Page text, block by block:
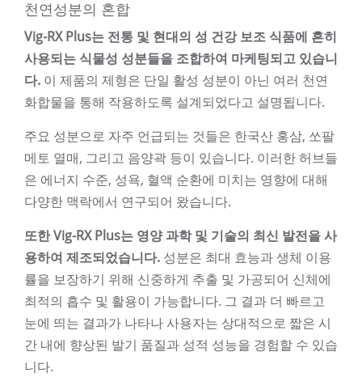
천연성분의 혼합
Vig-RX Plus는 전통 및 현대의 성 건강 보조 식품에 흔히
사용되는 식물성 성분들을 조합하여 마케팅되고 있습니
다. 이 제품의 제형은 단일 활성 성분이 아닌 여러 천연
화합물을 통해 작용하도록 설계되었다고 설명됩니다.
주요 성분으로 자주 언급되는 것들은 한국산 홍삼, 쏘팔
메토 열매, 그리고 음양곽 등이 있습니다. 이러한 허브들
은 에너지 수준, 성욕, 혈액 순환에 미치는 영향에 대해
다양한 맥락에서 연구되어 왔습니다.
또한 Vig-RX Plus는 영양 과학 및 기술의 최신 발전을 사
용하여 제조되었습니다. 성분은 최대 효능과 생체 이용
률을 보장하기 위해 신중하게 추출 및 가공되어 신체에
최적의 흡수 및 활용이 가능합니다. 그 결과 더 빠르고
눈에 띄는 결과가 나타나 사용자는 상대적으로 짧은 시
간 내에 향상된 발기 품질과 성적 성능을 경험할 수 있습
니다.